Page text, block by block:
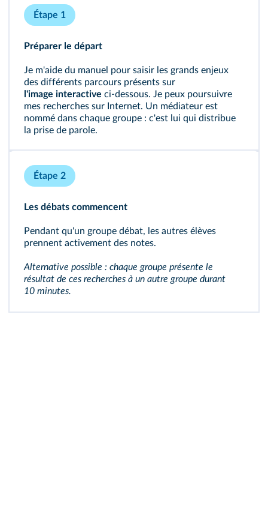
Étape 1
Préparer le départ
Je m'aide du manuel pour saisir les grands enjeux
des différents parcours présents sur
l'image interactive ci-dessous. Je peux poursuivre
mes recherches sur Internet. Un médiateur est
nommé dans chaque groupe : c'est lui qui distribue
la prise de parole.
Étape 2
Les débats commencent
Pendant qu'un groupe débat, les autres élèves
prennent activement des notes.
Alternative possible : chaque groupe présente le
résultat de ces recherches à un autre groupe durant
10 minutes.